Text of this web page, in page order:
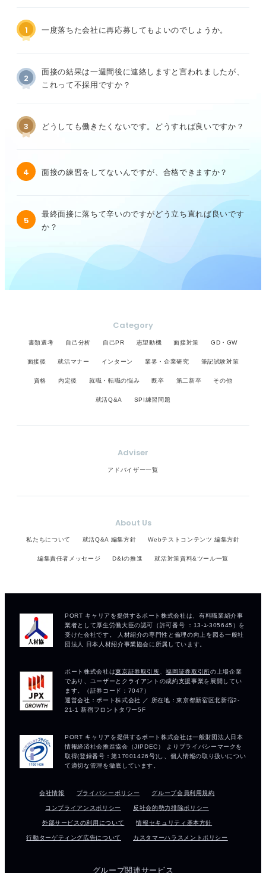
1 一度落ちた会社に再応募してもよいのでしょうか。
2
面接の結果は一週間後に連絡しますと言われましたが、
これって不採用ですか？
3 どうしても働きたくないです。どうすれば良いですか？
4 面接の練習をしてないんですが、合格できますか？
5
最終面接に落ちて辛いのですがどう立ち直れば良いです
か？
Category
書類選考 自己分析 自己PR 志望動機 面接対策 GD・GW
面接後 就活マナー インターン 業界・企業研究 筆記試験対策
資格 内定後 就職・転職の悩み 既卒 第二新卒 その他
就活Q&A SPI練習問題
Adviser
アドバイザー一覧
About Us
私たちについて 就活Q&A 編集方針 Webテストコンテンツ 編集方針
編集責任者メッセージ D&Iの推進 就活対策資料&ツール一覧
会社情報 プライバシーポリシー グループ会員利用規約
コンプライアンスポリシー 反社会的勢力排除ポリシー
外部サービスの利用について 情報セキュリティ基本方針
行動ターゲティング広告について カスタマーハラスメントポリシー